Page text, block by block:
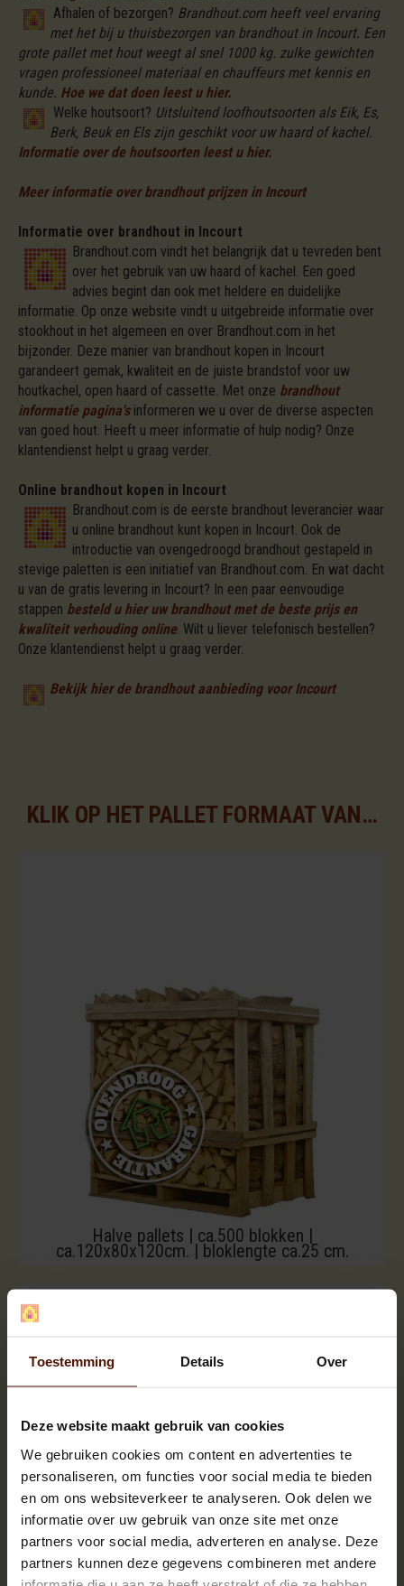
Toestemming Details Over
Deze website maakt gebruik van cookies
We gebruiken cookies om content en advertenties te
personaliseren, om functies voor social media te bieden
en om ons websiteverkeer te analyseren. Ook delen we
informatie over uw gebruik van onze site met onze
partners voor social media, adverteren en analyse. Deze
partners kunnen deze gegevens combineren met andere
Afhalen of bezorgen? Brandhout.com heeft veel ervaring
met het bij u thuisbezorgen van brandhout in Incourt. Een
grote pallet met hout weegt al snel 1000 kg. zulke gewichten
vragen professioneel materiaal en chauffeurs met kennis en
kunde. Hoe we dat doen leest u hier.
Welke houtsoort? Uitsluitend loofhoutsoorten als Eik, Es,
Berk, Beuk en Els zijn geschikt voor uw haard of kachel.
Informatie over de houtsoorten leest u hier.
Meer informatie over brandhout prijzen in Incourt
Informatie over brandhout in Incourt
Brandhout.com vindt het belangrijk dat u tevreden bent
over het gebruik van uw haard of kachel. Een goed
advies begint dan ook met heldere en duidelijke
informatie. Op onze website vindt u uitgebreide informatie over
stookhout in het algemeen en over Brandhout.com in het
bijzonder. Deze manier van brandhout kopen in Incourt
garandeert gemak, kwaliteit en de juiste brandstof voor uw
houtkachel, open haard of cassette. Met onze brandhout
informatie pagina'sinformeren we u over de diverse aspecten
van goed hout. Heeft u meer informatie of hulp nodig? Onze
klantendienst helpt u graag verder.
Online brandhout kopen in Incourt
Brandhout.com is de eerste brandhout leverancier waar
u online brandhout kunt kopen in Incourt. Ook de
introductie van ovengedroogd brandhout gestapeld in
stevige paletten is een initiatief van Brandhout.com. En wat dacht
u van de gratis levering in Incourt? In een paar eenvoudige
stappen besteld u hier uw brandhout met de beste prijs en
kwaliteit verhouding online. Wilt u liever telefonisch bestellen?
Onze klantendienst helpt u graag verder.
Bekijk hier de brandhout aanbieding voor Incourt
KLIK OP HET PALLET FORMAAT VAN UW KEUZE VOOR DE BESCHIKBARE ASSORTIMENTEN
Halve pallets | ca.500 blokken |
ca.120x80x120cm. | bloklengte ca.25 cm.